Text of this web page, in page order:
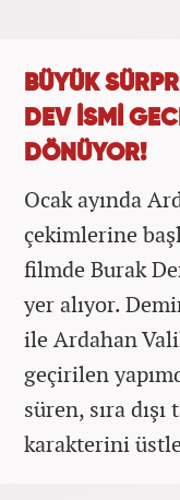
BÜYÜK
DEV İSMİ
DÖNÜYOR!
Ocak ayında
çekimlerine
filmde Burak
yer alıyor.
ile Ardahan
geçirilen
süren, sıra
karakterini